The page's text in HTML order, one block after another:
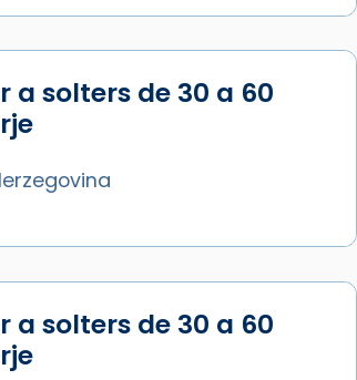
a solters de 30 a 60
a solters de 30 a 60